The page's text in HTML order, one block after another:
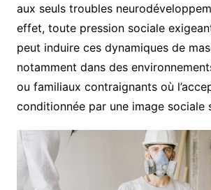
aux seuls troubles
effet, toute pression sociale
peut induire ces dynamiques de
notamment dans des
ou familiaux contraignants où
conditionnée par une image sociale